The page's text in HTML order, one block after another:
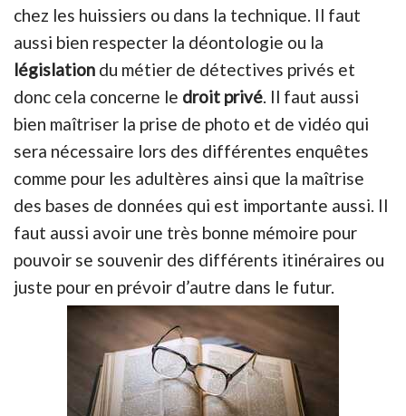
chez les huissiers ou dans la technique. Il faut
aussi bien respecter la déontologie ou la
législation du métier de détectives privés et
donc cela concerne le droit privé. Il faut aussi
bien maîtriser la prise de photo et de vidéo qui
sera nécessaire lors des différentes enquêtes
comme pour les adultères ainsi que la maîtrise
des bases de données qui est importante aussi. Il
faut aussi avoir une très bonne mémoire pour
pouvoir se souvenir des différents itinéraires ou
juste pour en prévoir d’autre dans le futur.